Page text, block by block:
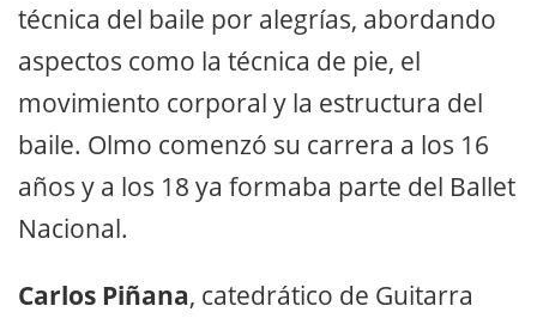
técnica del baile por alegrías, abordando
aspectos como la técnica de pie, el
movimiento corporal y la estructura del
baile. Olmo comenzó su carrera a los 16
años y a los 18 ya formaba parte del Ballet
Nacional.
Carlos Piñana, catedrático de Guitarra